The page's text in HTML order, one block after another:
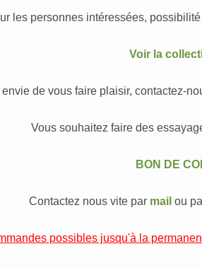
les personnes intéressées,
Voir la
de vous faire plaisir, contactez-
Vous souhaitez faire des
BON DE
Contactez nous vite par mail ou
possibles jusqu'à la